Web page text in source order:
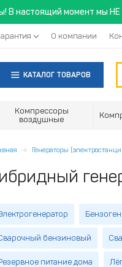
В настоящий момент мы
О компании
КАТАЛОГ ТОВАРОВ
Компрессоры
воздушные
Генераторы
бензиновый
питание дома